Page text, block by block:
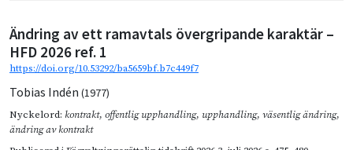
Ändring av ett ramavtals övergripande karaktär –
HFD 2026 ref. 1
https://doi.org/10.53292/ba5659bf.b7c449f7
Tobias Indén (1977)
Nyckelord: kontrakt, offentlig upphandling, upphandling, väsentlig ändring,
ändring av kontrakt